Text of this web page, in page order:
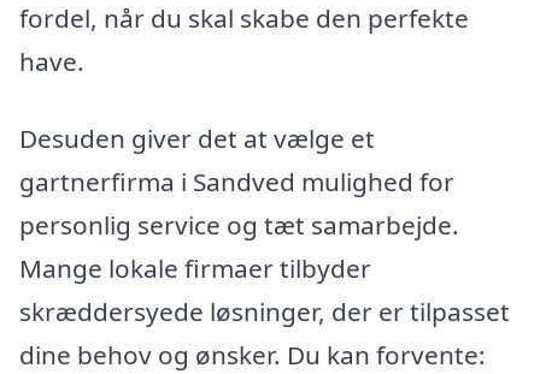
fordel, når du skal skabe den perfekte
have.
Desuden giver det at vælge et
gartnerfirma i Sandved mulighed for
personlig service og tæt samarbejde.
Mange lokale firmaer tilbyder
skræddersyede løsninger, der er tilpasset
dine behov og ønsker. Du kan forvente: